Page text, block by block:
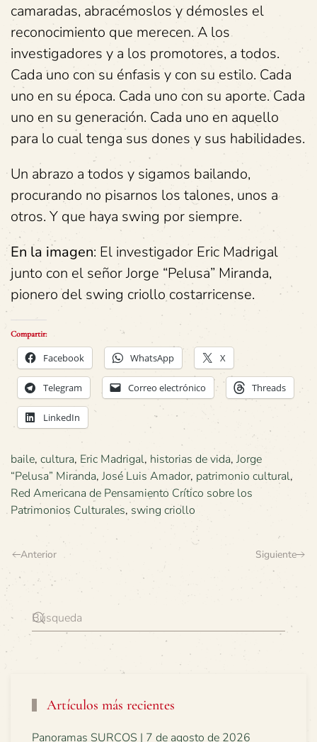
camaradas, abracémoslos y démosles el
reconocimiento que merecen. A los
investigadores y a los promotores, a todos.
Cada uno con su énfasis y con su estilo. Cada
uno en su época. Cada uno con su aporte. Cada
uno en su generación. Cada uno en aquello
para lo cual tenga sus dones y sus habilidades.
Un abrazo a todos y sigamos bailando,
procurando no pisarnos los talones, unos a
otros. Y que haya swing por siempre.
En la imagen: El investigador Eric Madrigal
junto con el señor Jorge “Pelusa” Miranda,
pionero del swing criollo costarricense.
Compartir:
Facebook WhatsApp X
Telegram Correo electrónico Threads
LinkedIn
baile, cultura, Eric Madrigal, historias de vida, Jorge
“Pelusa” Miranda, José Luis Amador, patrimonio cultural,
Red Americana de Pensamiento Crítico sobre los
Patrimonios Culturales, swing criollo
Anterior Siguiente
Artículos más recientes
Panoramas SURCOS | 7 de agosto de 2026